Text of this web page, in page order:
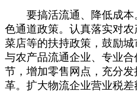
要搞活流通、降低成本
色通道政策。认真落实对
菜店等的扶持政策，鼓励
与农产品流通企业、专业
节，增加零售网点，充分
革。扩大物流企业营业税